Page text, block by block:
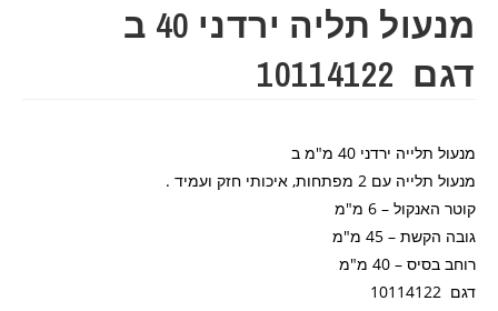
מנעול תליה ירדני 40 ב
דגם 10114122
מנעול תלייה ירדני 40 מ"מ ב
מנעול תלייה עם 2 מפתחות, איכותי חזק ועמיד .
קוטר האנקול – 6 מ"מ
גובה הקשת – 45 מ"מ
רוחב בסיס – 40 מ"מ
דגם 10114122